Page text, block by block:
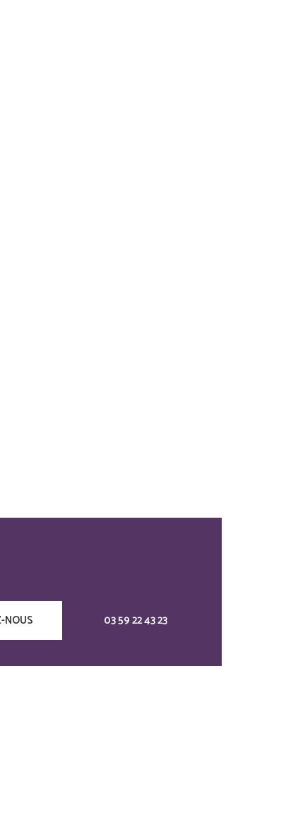
NOUS 03 59 22 43 23